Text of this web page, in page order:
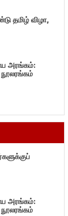
தமிழ் விழா,
அரங்கம்:
அரங்கம்: